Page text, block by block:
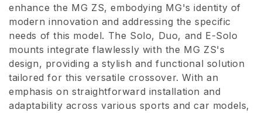
l
l
e
z
i
enhance the MG ZS, embodying MG's identity of
modern innovation and addressing the specific
needs of this model. The Solo, Duo, and E-Solo
mounts integrate flawlessly with the MG ZS's
design, providing a stylish and functional solution
tailored for this versatile crossover. With an
emphasis on straightforward installation and
adaptability across various sports and car models,